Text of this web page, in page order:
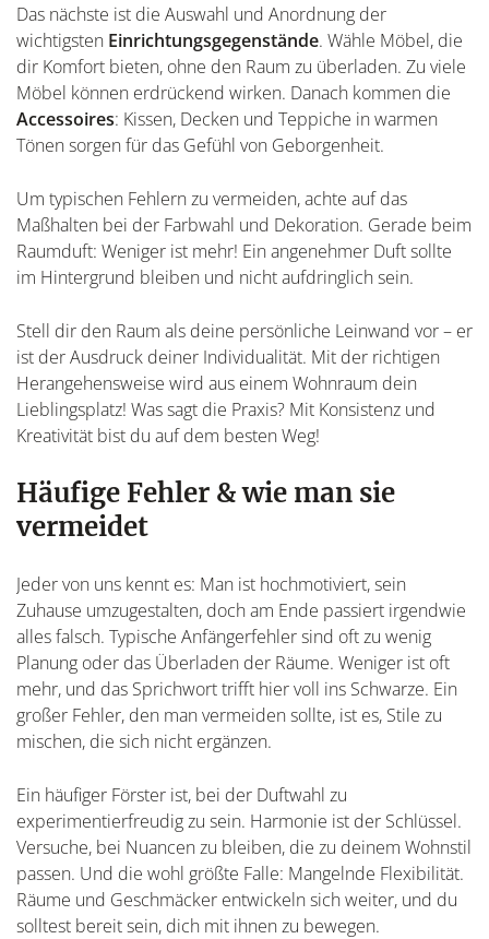
Das nächste ist die Auswahl und Anordnung der
wichtigsten Einrichtungsgegenstände. Wähle Möbel, die
dir Komfort bieten, ohne den Raum zu überladen. Zu viele
Möbel können erdrückend wirken. Danach kommen die
Accessoires: Kissen, Decken und Teppiche in warmen
Tönen sorgen für das Gefühl von Geborgenheit.
Um typischen Fehlern zu vermeiden, achte auf das
Maßhalten bei der Farbwahl und Dekoration. Gerade beim
Raumduft: Weniger ist mehr! Ein angenehmer Duft sollte
im Hintergrund bleiben und nicht aufdringlich sein.
Stell dir den Raum als deine persönliche Leinwand vor – er
ist der Ausdruck deiner Individualität. Mit der richtigen
Herangehensweise wird aus einem Wohnraum dein
Lieblingsplatz! Was sagt die Praxis? Mit Konsistenz und
Kreativität bist du auf dem besten Weg!
Häufige Fehler & wie man sie
vermeidet
Jeder von uns kennt es: Man ist hochmotiviert, sein
Zuhause umzugestalten, doch am Ende passiert irgendwie
alles falsch. Typische Anfängerfehler sind oft zu wenig
Planung oder das Überladen der Räume. Weniger ist oft
mehr, und das Sprichwort trifft hier voll ins Schwarze. Ein
großer Fehler, den man vermeiden sollte, ist es, Stile zu
mischen, die sich nicht ergänzen.
Ein häufiger Förster ist, bei der Duftwahl zu
experimentierfreudig zu sein. Harmonie ist der Schlüssel.
Versuche, bei Nuancen zu bleiben, die zu deinem Wohnstil
passen. Und die wohl größte Falle: Mangelnde Flexibilität.
Räume und Geschmäcker entwickeln sich weiter, und du
solltest bereit sein, dich mit ihnen zu bewegen.